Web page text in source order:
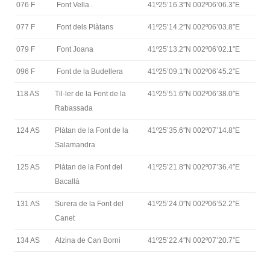
076 F Font Vella . 41º25’16.3″N 002º06’06.3″E
077 F Font dels Plàtans 41º25’14.2″N 002º06’03.8″E
079 F Font Joana 41º25’13.2″N 002º06’02.1″E
096 F Font de la Budellera 41º25’09.1″N 002º06’45.2″E
118 AS
Til·ler de la Font de la
Rabassada
41º25’51.6″N 002º06’38.0″E
124 AS
Plàtan de la Font de la
Salamandra
41º25’35.6″N 002º07’14.8″E
125 AS
Plàtan de la Font del
Bacallà
41º25’21.8″N 002º07’36.4″E
131 AS
Surera de la Font del
Canet
41º25’24.0″N 002º06’52.2″E
134 AS Alzina de Can Borni 41º25’22.4″N 002º07’20.7″E